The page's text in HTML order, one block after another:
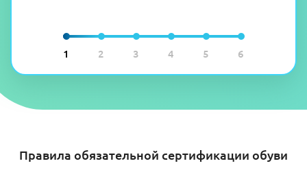
1 2 3 4 5 6
Правила обязательной сертификации обуви